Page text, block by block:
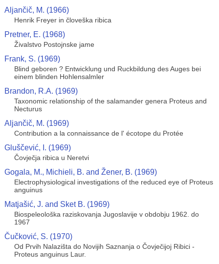
Aljančič, M. (1966)
Henrik Freyer in človeška ribica
Pretner, E. (1968)
Živalstvo Postojnske jame
Frank, S. (1969)
Blind geboren ? Entwicklung und Ruckbildung des Auges bei
einem blinden Hohlensalmler
Brandon, R.A. (1969)
Taxonomic relationship of the salamander genera Proteus and
Necturus
Aljančič, M. (1969)
Contribution a la connaissance de l' écotope du Protée
Gluščević, I. (1969)
Čovječja ribica u Neretvi
Gogala, M., Michieli, B. and Žener, B. (1969)
Electrophysiological investigations of the reduced eye of Proteus
anguinus
Matjašić, J. and Sket B. (1969)
Biospeleološka raziskovanja Jugoslavije v obdobju 1962. do
1967
Čučković, S. (1970)
Od Prvih Nalazišta do Novijih Saznanja o Čovječijoj Ribici -
Proteus anguinus Laur.